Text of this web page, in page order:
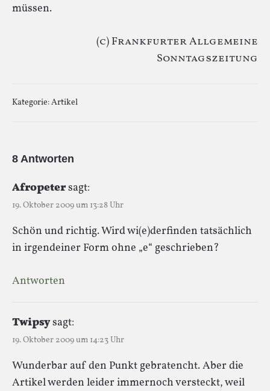
müssen.
(c) Frankfurter Allgemeine
Sonntagszeitung
Kategorie:Artikel
8 Antworten
Afropetersagt:
19. Oktober 2009 um 13:28 Uhr
Schön und richtig. Wird wi(e)derfinden tatsächlich
in irgendeiner Form ohne „e“ geschrieben?
Antworten
Twipsysagt:
19. Oktober 2009 um 14:23 Uhr
Wunderbar auf den Punkt gebratencht. Aber die
Artikel werden leider immernoch versteckt, weil